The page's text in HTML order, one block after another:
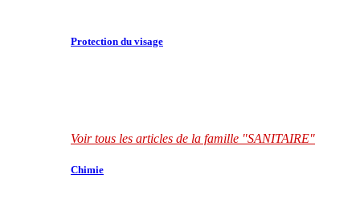
Protection du visage
Voir tous les articles de la famille "SANITAIRE"
Chimie